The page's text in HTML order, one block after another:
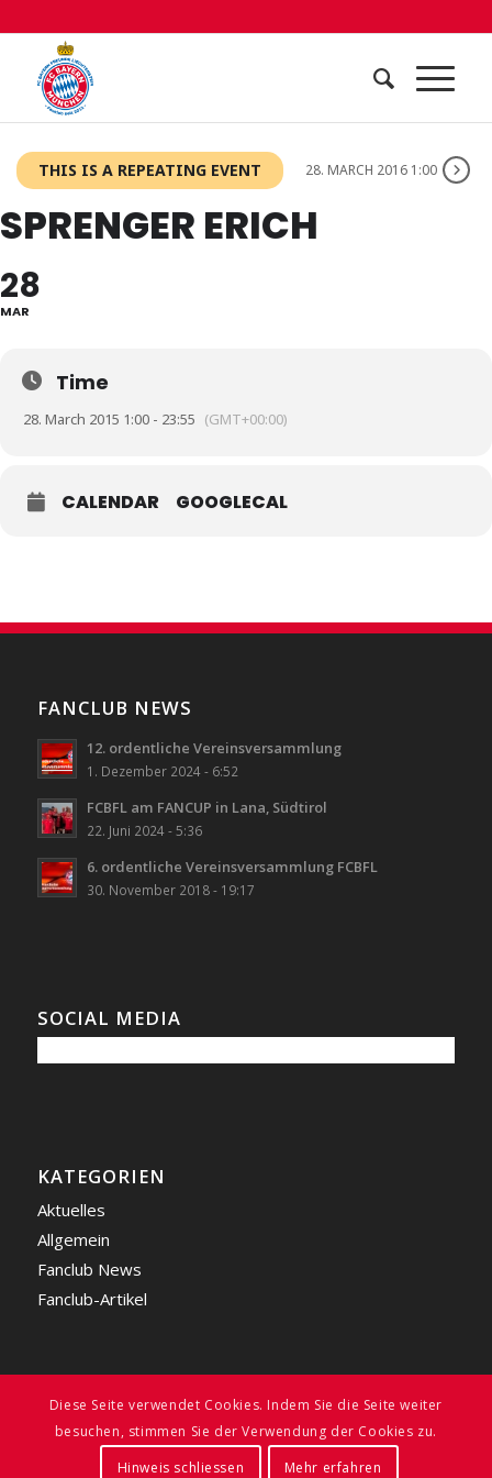
THIS IS A REPEATING EVENT 28. MARCH 2016 1:00
SPRENGER ERICH
28
MAR
Time
28. March 2015 1:00 - 23:55 (GMT+00:00)
CALENDAR GOOGLECAL
FANCLUB NEWS
12. ordentliche Vereinsversammlung
1. Dezember 2024 - 6:52
FCBFL am FANCUP in Lana, Südtirol
22. Juni 2024 - 5:36
6. ordentliche Vereinsversammlung FCBFL
30. November 2018 - 19:17
SOCIAL MEDIA
KATEGORIEN
Aktuelles
Allgemein
Fanclub News
Fanclub-Artikel
© FC BAYERN FREUNDE LIECHTENSTEIN2026 | ALL RIGHTS RESERVED |
SWISS MEDIA DESIGN
Diese Seite verwendet Cookies. Indem Sie die Seite weiter
besuchen, stimmen Sie der Verwendung der Cookies zu.
Hinweis schliessen
Mehr erfahren